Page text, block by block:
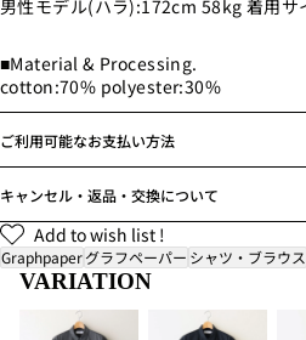
男性モデル(ハラ):172cm 58kg 着用サ
■Material & Processing.
cotton:70% polyester:30%
ご利用可能なお支払い方法
キャンセル・返品・交換について
Add to wish list !
Graphpaperグラフペーパー シャツ・ブラウス
VARIATION